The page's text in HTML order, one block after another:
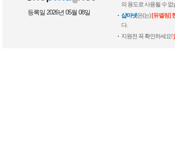
등록일 2026년 05월 08일
의 용도로 사용될 수 없
샵마넷은(는) [듀엘링]
다.
지원전 꼭 확인하세요!